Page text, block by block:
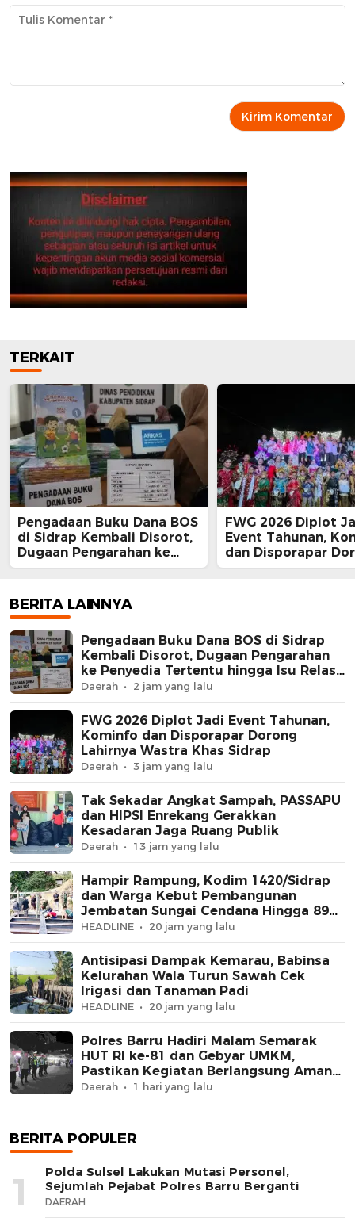
TERKAIT
Pengadaan Buku Dana BOS
di Sidrap Kembali Disorot,
Dugaan Pengarahan ke
Penyedia Tertentu hingga
Pejabat Mengemuka
FWG 2026 Diplot
Event Tahunan,
dan Disporapar
Lahirnya Wastra
BERITA LAINNYA
Pengadaan Buku Dana BOS di Sidrap
Kembali Disorot, Dugaan Pengarahan
ke Penyedia Tertentu hingga Isu Relasi
Keluarga Pejabat Mengemuka
Daerah 2 jam yang lalu
FWG 2026 Diplot Jadi Event Tahunan,
Kominfo dan Disporapar Dorong
Lahirnya Wastra Khas Sidrap
Daerah 3 jam yang lalu
Tak Sekadar Angkat Sampah, PASSAPU
dan HIPSI Enrekang Gerakkan
Kesadaran Jaga Ruang Publik
Daerah 13 jam yang lalu
Hampir Rampung, Kodim 1420/Sidrap
dan Warga Kebut Pembangunan
Jembatan Sungai Cendana Hingga 89
Persen
HEADLINE 20 jam yang lalu
Antisipasi Dampak Kemarau, Babinsa
Kelurahan Wala Turun Sawah Cek
Irigasi dan Tanaman Padi
HEADLINE 20 jam yang lalu
Polres Barru Hadiri Malam Semarak
HUT RI ke-81 dan Gebyar UMKM,
Pastikan Kegiatan Berlangsung Aman
dan Kondusif
Daerah 1 hari yang lalu
BERITA POPULER
1
Polda Sulsel Lakukan Mutasi Personel,
Sejumlah Pejabat Polres Barru Berganti
DAERAH